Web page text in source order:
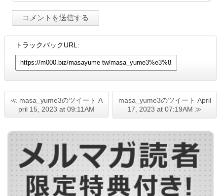
トラックバックURL:
≪ masa_yume3のツイート A
pril 15, 2023 at 09:11AM
masa_yume3のツイート April
17, 2023 at 07:19AM ≫